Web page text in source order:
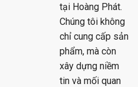
tại Hoàng Phát.
Chúng tôi không
chỉ cung cấp sản
phẩm, mà còn
xây dựng niềm
tin và mối quan